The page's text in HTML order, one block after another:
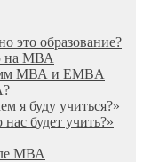
это образование?
на МВА
МВА и EMBA
я буду учиться?»
будет учить?»
МВА